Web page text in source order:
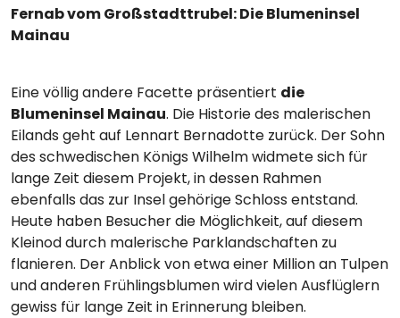
Fernab vom Großstadttrubel: Die Blumeninsel
Mainau
Eine völlig andere Facette präsentiert die
Blumeninsel Mainau. Die Historie des malerischen
Eilands geht auf Lennart Bernadotte zurück. Der Sohn
des schwedischen Königs Wilhelm widmete sich für
lange Zeit diesem Projekt, in dessen Rahmen
ebenfalls das zur Insel gehörige Schloss entstand.
Heute haben Besucher die Möglichkeit, auf diesem
Kleinod durch malerische Parklandschaften zu
flanieren. Der Anblick von etwa einer Million an Tulpen
und anderen Frühlingsblumen wird vielen Ausflüglern
gewiss für lange Zeit in Erinnerung bleiben.